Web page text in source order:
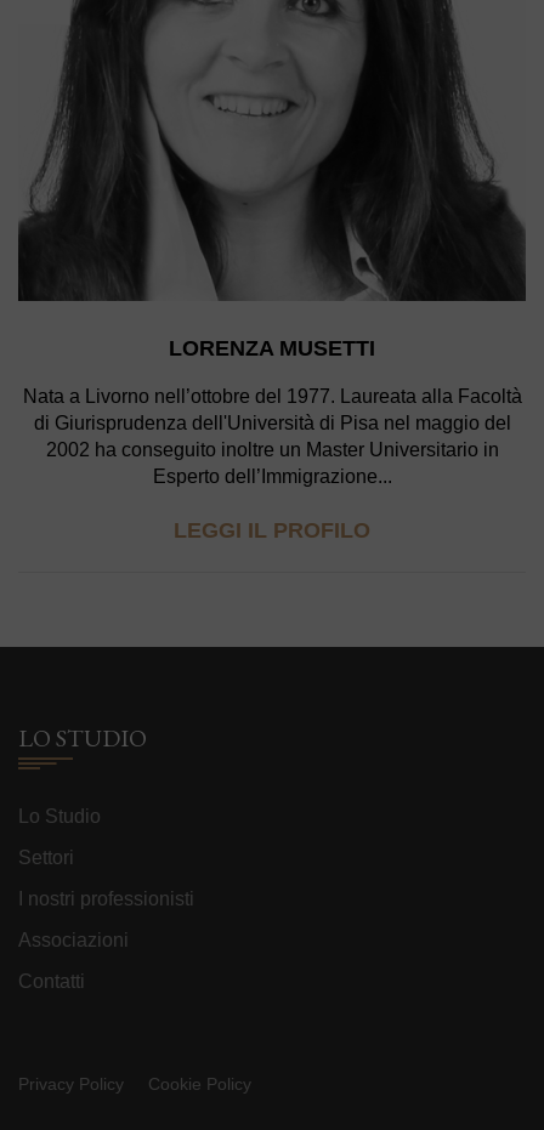
LORENZA MUSETTI
Nata a Livorno nell’ottobre del 1977. Laureata alla Facoltà
di Giurisprudenza dell'Università di Pisa nel maggio del
2002 ha conseguito inoltre un Master Universitario in
Esperto dell’Immigrazione...
LEGGI IL PROFILO
LO STUDIO
Lo Studio
Settori
I nostri professionisti
Associazioni
Contatti
Privacy Policy Cookie Policy